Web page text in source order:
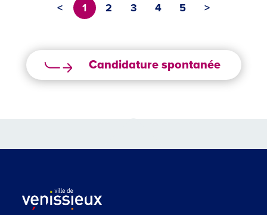
< 1 2 3 4 5 >
Candidature spontanée